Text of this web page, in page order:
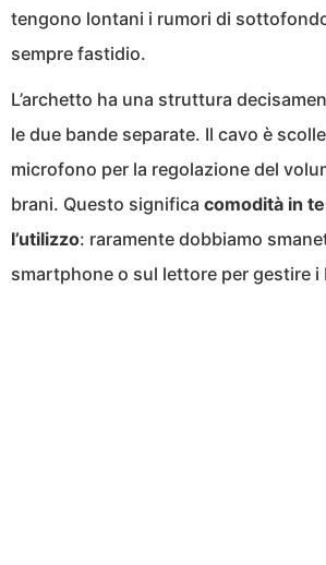
tengono lontani i rumori di
sempre fastidio.
L’archetto ha una struttura
le due bande separate. Il cavo è
microfono per la regolazione del
brani. Questo significa comodità in
l’utilizzo: raramente dobbiamo
smartphone o sul lettore per gestire i